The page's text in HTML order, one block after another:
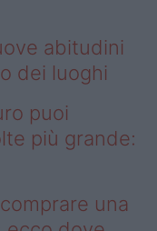
abitudini
dei luoghi
puoi
più grande:
una